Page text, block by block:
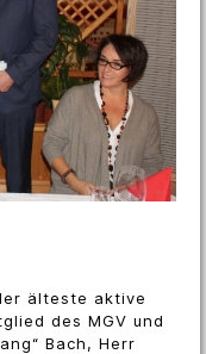
älteste aktive
des MGV und
Bach, Herr